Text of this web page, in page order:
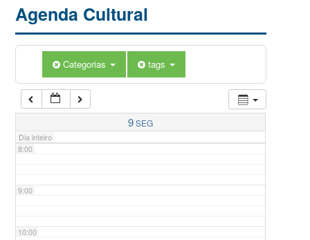
Agenda Cultural
Categorias tags
9SEG
Dia inteiro
5:00
7:00
8:00
9:00
10:00